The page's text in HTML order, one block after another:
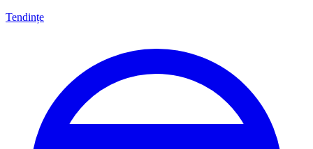
Tendințe